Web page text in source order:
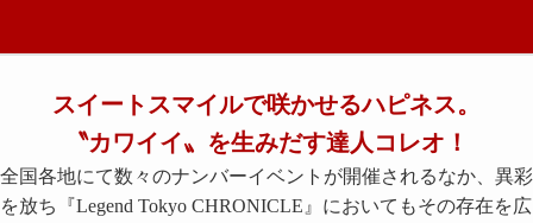
スイートスマイルで咲かせるハピネス。
〝カワイイ〟を生みだす達人コレオ！
全国各地にて数々のナンバーイベントが開催されるなか、異彩
を放ち『Legend Tokyo CHRONICLE』においてもその存在を広